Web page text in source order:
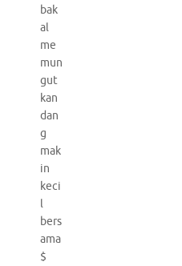
bak
al
me
mun
gut
kan
dan
g
mak
in
keci
l
bers
ama
$